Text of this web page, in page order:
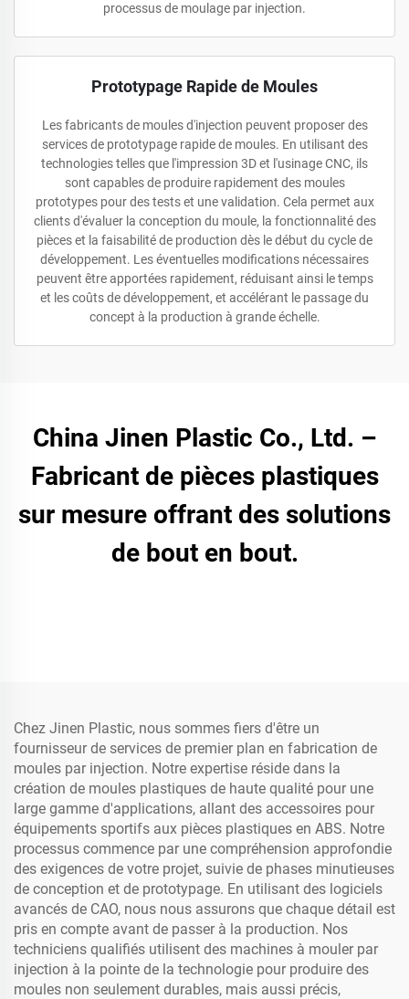
processus de moulage par injection.
Prototypage Rapide de Moules
Les fabricants de moules d'injection peuvent proposer des
services de prototypage rapide de moules. En utilisant des
technologies telles que l'impression 3D et l'usinage CNC, ils
sont capables de produire rapidement des moules
prototypes pour des tests et une validation. Cela permet aux
clients d'évaluer la conception du moule, la fonctionnalité des
pièces et la faisabilité de production dès le début du cycle de
développement. Les éventuelles modifications nécessaires
peuvent être apportées rapidement, réduisant ainsi le temps
et les coûts de développement, et accélérant le passage du
concept à la production à grande échelle.
China Jinen Plastic Co., Ltd. –
Fabricant de pièces plastiques
sur mesure offrant des solutions
de bout en bout.
Chez Jinen Plastic, nous sommes fiers d'être un
fournisseur de services de premier plan en fabrication de
moules par injection. Notre expertise réside dans la
création de moules plastiques de haute qualité pour une
large gamme d'applications, allant des accessoires pour
équipements sportifs aux pièces plastiques en ABS. Notre
processus commence par une compréhension approfondie
des exigences de votre projet, suivie de phases minutieuses
de conception et de prototypage. En utilisant des logiciels
avancés de CAO, nous nous assurons que chaque détail est
pris en compte avant de passer à la production. Nos
techniciens qualifiés utilisent des machines à mouler par
injection à la pointe de la technologie pour produire des
moules non seulement durables, mais aussi précis,